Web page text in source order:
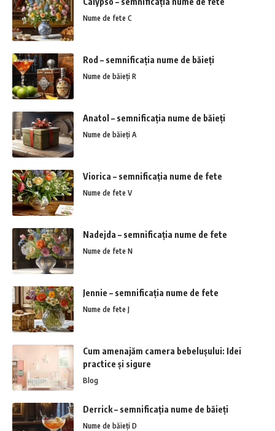
Nume de fete C
Rod – semnificația nume de băieți
Nume de băieți R
Anatol – semnificația nume de băieți
Nume de băieți A
Viorica – semnificația nume de fete
Nume de fete V
Nadejda – semnificația nume de fete
Nume de fete N
Jennie – semnificația nume de fete
Nume de fete J
Cum amenajăm camera bebelușului: Idei
practice și sigure
Blog
Derrick – semnificația nume de băieți
Nume de băieți D